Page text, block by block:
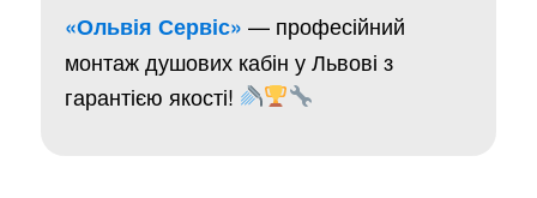
«Ольвія Сервіс» — професійний
монтаж душових кабін у Львові з
гарантією якості!